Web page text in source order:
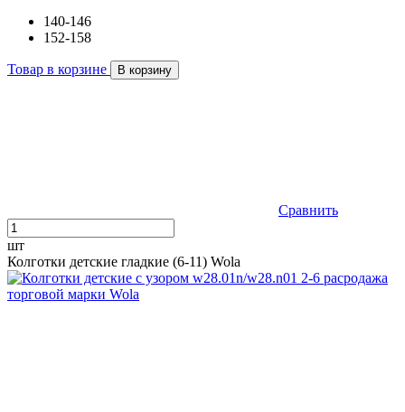
140-146
152-158
Товар в корзине В корзину
Сравнить
шт
Колготки детские гладкие (6-11) Wola